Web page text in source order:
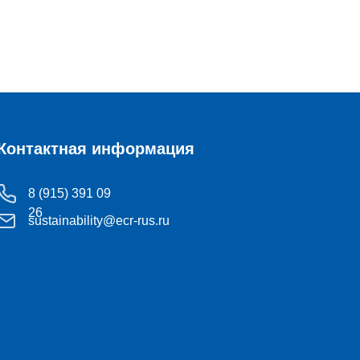
8 (915) 391 09
26
sustainability@ecr-rus.ru
информация